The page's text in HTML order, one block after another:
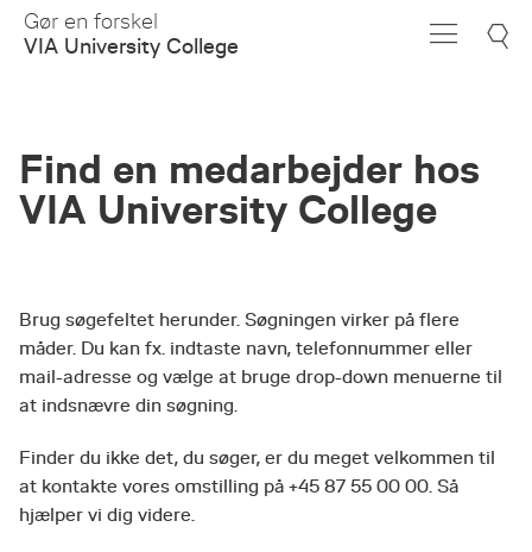
Skip
Main
Gør en forskel
VIA University College
Find en medarbejder hos
VIA University College
Brug søgefeltet herunder. Søgningen virker på flere
måder. Du kan fx. indtaste navn, telefonnummer eller
mail-adresse og vælge at bruge drop-down menuerne til
at indsnævre din søgning.
Finder du ikke det, du søger, er du meget velkommen til
at kontakte vores omstilling på +45 87 55 00 00. Så
hjælper vi dig videre.